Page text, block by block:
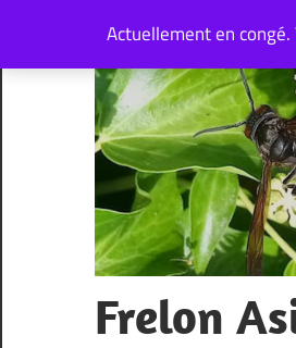
Actuellement en
to
content
Frelon